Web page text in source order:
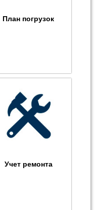
План погрузок
Учет ремонта